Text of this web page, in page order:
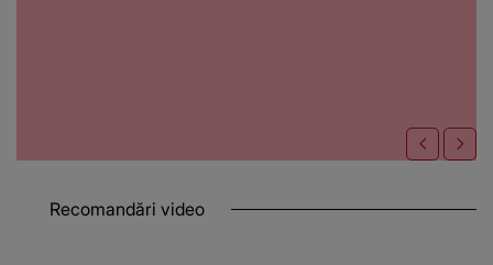
Recomandări video